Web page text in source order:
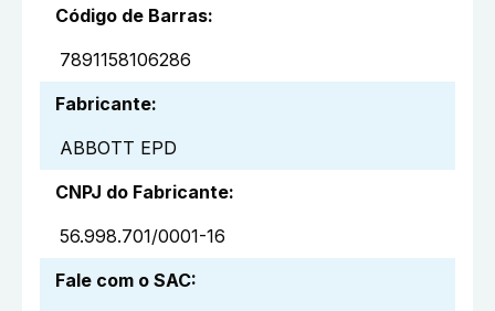
Código de Barras:
7891158106286
Fabricante:
ABBOTT EPD
CNPJ do Fabricante:
56.998.701/0001-16
Fale com o SAC: